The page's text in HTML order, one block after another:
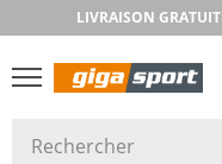
LIVRAISON